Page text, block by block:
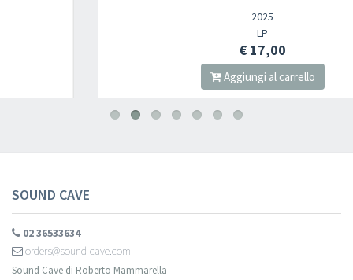
Aggiungi al carrello
SOUND CAVE
02 36533634
orders@sound-cave.com
Sound Cave di Roberto Mammarella